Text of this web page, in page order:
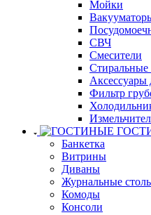
Мойки
СВЧ
Смесители
Аксессуары
Фильтр
Банкетка
Витрины
Диваны
Журнальные
Комоды
Консоли